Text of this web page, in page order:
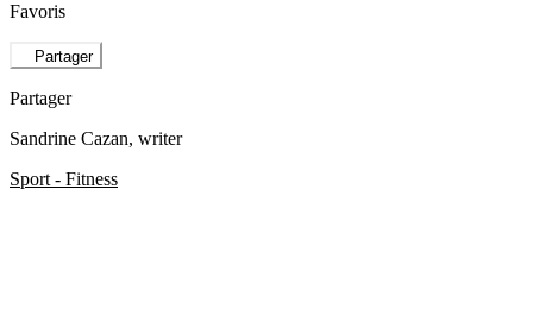
Favoris
Partager
Partager
Sandrine Cazan, writer
Sport - Fitness